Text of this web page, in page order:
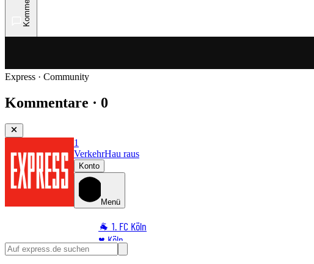
Express · Community
Kommentare · 0
1
VerkehrHau raus
Konto
Menü
🐐 1. FC Köln
♥️ Köln
⭐ Promi